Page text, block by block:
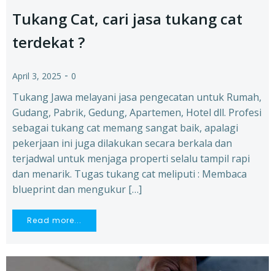
Tukang Cat, cari jasa tukang cat
terdekat ?
April 3, 2025 - 0
Tukang Jawa melayani jasa pengecatan untuk Rumah,
Gudang, Pabrik, Gedung, Apartemen, Hotel dll. Profesi
sebagai tukang cat memang sangat baik, apalagi
pekerjaan ini juga dilakukan secara berkala dan
terjadwal untuk menjaga properti selalu tampil rapi
dan menarik. Tugas tukang cat meliputi : Membaca
blueprint dan mengukur […]
Read more...